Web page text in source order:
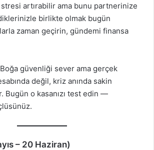
artırabilir ama bunu partnerinize
birlikte olmak bugün
zaman geçirin, gündemi finansa
Boğa güvenliği sever ama gerçek
değil, kriz anında sakin
Bugün o kasanızı test edin —
– 20 Haziran)